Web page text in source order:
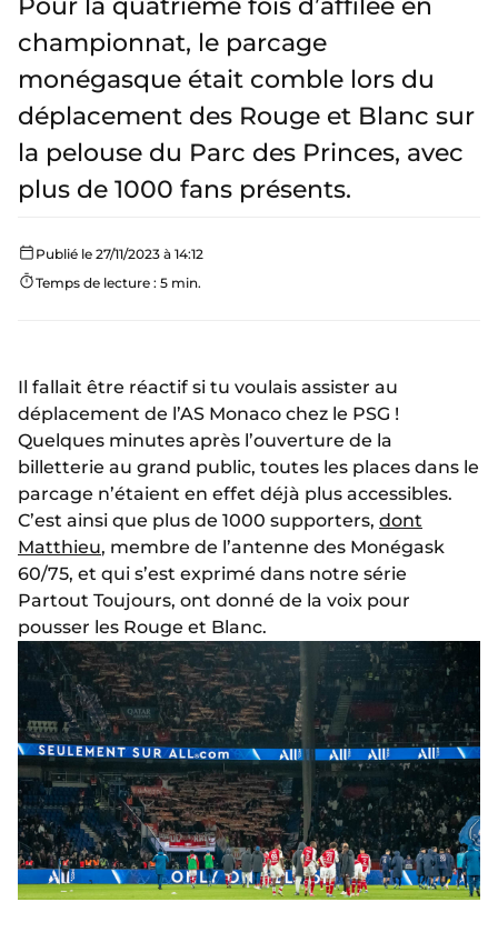
Pour la quatrième fois d’affilée en
championnat, le parcage
monégasque était comble lors du
déplacement des Rouge et Blanc sur
la pelouse du Parc des Princes, avec
plus de 1000 fans présents.
Publié le 27/11/2023 à 14:12
Temps de lecture : 5 min.
Il fallait être réactif si tu voulais assister au
déplacement de l’AS Monaco chez le PSG !
Quelques minutes après l’ouverture de la
billetterie au grand public, toutes les places dans le
parcage n’étaient en effet déjà plus accessibles.
C’est ainsi que plus de 1000 supporters, dont
Matthieu, membre de l’antenne des Monégask
60/75, et qui s’est exprimé dans notre série
Partout Toujours, ont donné de la voix pour
pousser les Rouge et Blanc.